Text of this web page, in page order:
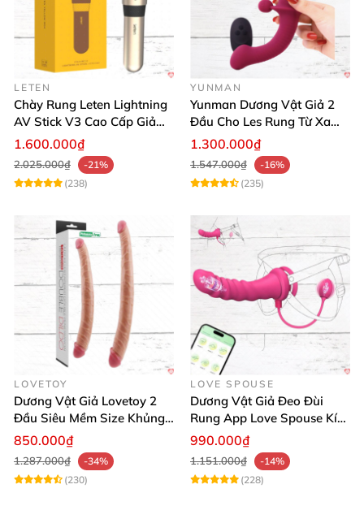
LETEN
Chày Rung Leten Lightning
AV Stick V3 Cao Cấp Giảm
Mỡ Giữ Dáng
1.600.000₫
2.025.000₫
-21%
(238)
YUNMAN
Yunman Dương Vật Giả 2
Đầu Cho Les Rung Từ Xa
Kích Thích
1.300.000₫
1.547.000₫
-16%
(235)
LOVETOY
Dương Vật Giả Lovetoy 2
Đầu Siêu Mềm Size Khủng
Thăng Hoa
850.000₫
1.287.000₫
-34%
(230)
LOVE SPOUSE
Dương Vật Giả Đeo Đùi
Rung App Love Spouse Kích
Thích Cho Les
990.000₫
1.151.000₫
-14%
(228)